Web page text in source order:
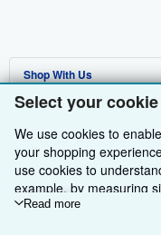
Select your
We use cookies to
your shopping
use cookies to
example, by measuring
improvements. If you
Read more
Shop With Us
Advanced Search
Browse Collections
My Account
My Orders
Sell With Us
Start Selling
Join Our Affiliate
Book Buyback
About Us
About AbeBooks
Media
Find Help
Help
Other AbeBooks